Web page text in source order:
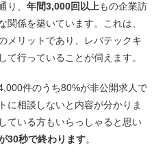
り、 年間3,000回以上もの企業訪
関係を築いています。これは、
メリットであり、レバテックキ
て行っていることが伺えます。
件のうち80%が非公開求人で
に相談しないと内容が分かりま
ている方もいらっしゃると思い
30秒で終わります。